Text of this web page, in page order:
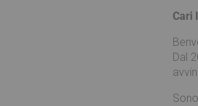
Cari
Dal